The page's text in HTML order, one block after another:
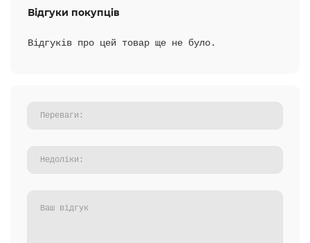
Відгуки покупців
Відгуків про цей товар ще не було.